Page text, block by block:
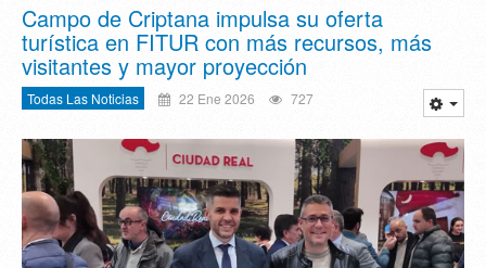
Campo de Criptana impulsa su oferta
turística en FITUR con más recursos, más
visitantes y mayor proyección
Todas Las Noticias 22 Ene 2026 727